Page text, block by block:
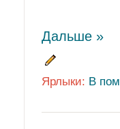
Дальше »
Ярлыки: В